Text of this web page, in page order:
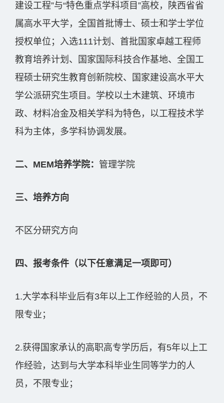
建设工程”与“特色重点学科项目”高校，陕西省省
属高水平大学，全国首批博士、硕士和学士学位
授权单位；入选111计划、首批国家卓越工程师
教育培养计划、国家国际科技合作基地、全国工
程硕士研究生教育创新院校、国家建设高水平大
学公派研究生项目。学校以土木建筑、环境市
政、材料冶金及相关学科为特色，以工程技术学
科为主体，多学科协调发展。
二、MEM培养学院： 管理学院
三、培养方向
不区分研究方向
四、报考条件（以下任意满足一项即可）
1.大学本科毕业后有3年以上工作经验的人员，不
限专业；
2.获得国家承认的高职高专学历后，有5年以上工
作经验，达到与大学本科毕业生同等学力的人
员，不限专业；